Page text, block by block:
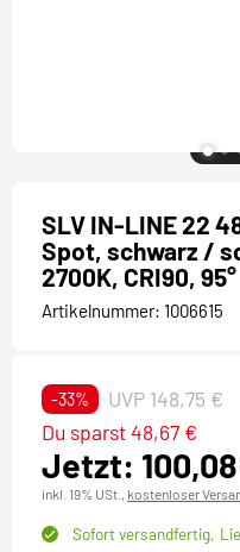
SLV IN-LINE 22
Spot, schwarz /
2700K, CRI90, 95°
Artikelnummer: 1006615
-33% UVP 148,75 €
Jetzt:
Du sparst 48,67 €
inkl. 19% USt., kostenloser
Sofort versandfertig,